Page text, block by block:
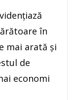
în
mai arată şi
de
economi